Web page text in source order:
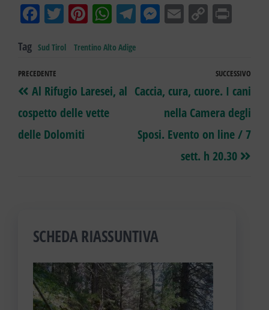
Fa
bo
ok
T
tt
Pi
er
t
W
ts
pp
Te
m
M
er
E Co
nk
Tag Sud Tirol Trentino Alto Adige
PRECEDENTE
Al Rifugio Laresei, al
cospetto delle vette
delle Dolomiti
SUCCESSIVO
Caccia, cura, cuore. I cani
nella Camera degli
Sposi. Evento on line / 7
sett. h 20.30
SCHEDA RIASSUNTIVA